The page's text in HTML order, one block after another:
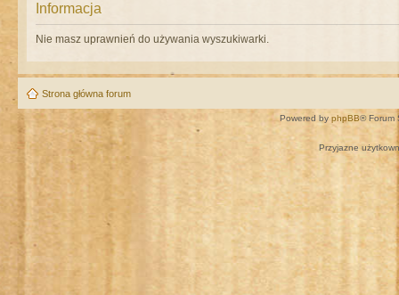
Informacja
Nie masz uprawnień do używania wyszukiwarki.
Strona główna forum
Powered by phpBB® Forum
Przyjazne